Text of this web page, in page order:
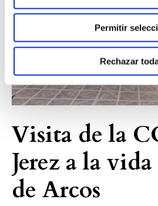
Permitir
Rechazar
Visita de la
Jerez a la
de Arcos
a
vida
de
Arcos